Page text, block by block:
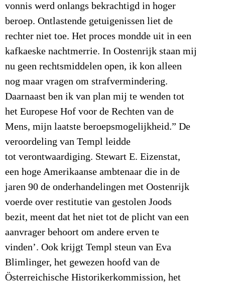
vonnis werd onlangs bekrachtigd in hoger
beroep. Ontlastende getuigenissen liet de
rechter niet toe. Het proces mondde uit in een
kafkaeske nachtmerrie. In Oostenrijk staan mij
nu geen rechtsmiddelen open, ik kon alleen
nog maar vragen om strafvermindering.
Daarnaast ben ik van plan mij te wenden tot
het Europese Hof voor de Rechten van de
Mens, mijn laatste beroepsmogelijkheid.” De
veroordeling van Templ leidde
tot verontwaardiging. Stewart E. Eizenstat,
een hoge Amerikaanse ambtenaar die in de
jaren 90 de onderhandelingen met Oostenrijk
voerde over restitutie van gestolen Joods
bezit, meent dat het niet tot de plicht van een
aanvrager behoort om andere erven te
vinden’. Ook krijgt Templ steun van Eva
Blimlinger, het gewezen hoofd van de
Österreichische Historikerkommission, het